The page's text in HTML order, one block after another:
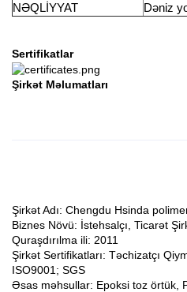
NƏQLİYYAT
Dəniz
Sertifikatlar
Şirkət Məlumatları
Şirkət Adı: Chengdu Hsinda
Biznes Növü: İstehsalçı, Ticarət
Quraşdırılma ili: 2011
Şirkət Sertifikatları: Təchizatçı
ISO9001; SGS
Əsas məhsullar: Epoksi toz örtük,